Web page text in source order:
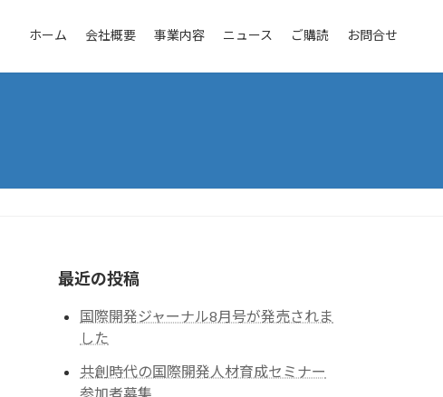
ホーム 会社概要 事業内容 ニュース ご購読 お問合せ
最近の投稿
国際開発ジャーナル8月号が発売されま
した
共創時代の国際開発人材育成セミナー
参加者募集